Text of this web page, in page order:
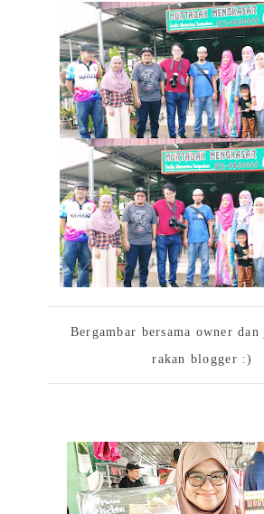
Bergambar bersama owner
rakan blogger :)